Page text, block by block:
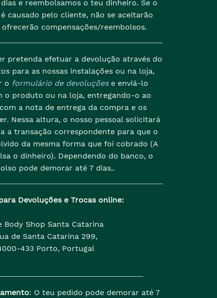
e reembolsamos o teu dinheiro. Se o
causado pelo cliente, não se aceitarão
compensações/reembolsos.
pretenda efetuar a devolução através do
para as nossas instalações ou na loja,
o formulário de devoluçõese enviá-lo
o produto ou na loja, entregando-o ao
a nota de entrega da compra e os
Nessa altura, o nosso pessoal solicitará
a transação correspondente para que o
da mesma forma que foi cobrado (A
o dinheiro). Dependendo do banco, o
pode demorar até 7 dias..
Devoluções e Trocas online:
Body Shop Santa Catarina
de Santa Catarina 299,
433 Porto, Portugal
: O teu pedido pode demorar até 7